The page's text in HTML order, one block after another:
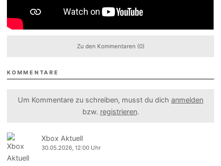
Zu den Kommentaren (0)
KOMMENTARE
Um Kommentare zu schreiben, musst du dich anmelden
bzw. registrieren.
Xbox Aktuell
30.05.2026, 12:00 Uhr